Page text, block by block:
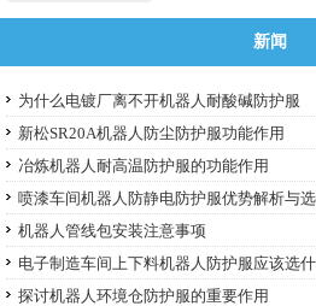
新闻
为什么电镀厂离不开机器人耐酸碱防护服
新松SR20A机器人防尘防护服功能作用
冶炼机器人耐高温防护服的功能作用
喷漆车间机器人防静电防护服优势解析与
机器人管线包安装注意事项
电子制造车间上下料机器人防护服应该选
探讨机器人环境仓防护服的重要作用